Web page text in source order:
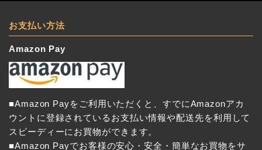
お支払い方法
Amazon Pay
■Amazon Payをご利用いただくと、すでにAmazonアカ
ウントに登録されているお支払い情報や配送先を利用して
スピーディーにお買物ができます。
■Amazon Payでお客様の安心・安全・簡単なお買物をサ